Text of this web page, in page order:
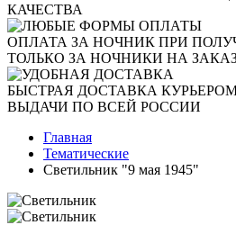
КАЧЕСТВА
ОПЛАТА ЗА НОЧНИК ПРИ
ТОЛЬКО ЗА НОЧНИКИ НА
БЫСТРАЯ ДОСТАВКА
ВЫДАЧИ ПО ВСЕЙ РОССИИ
Главная
Тематические
Светильник "9 мая 1945"